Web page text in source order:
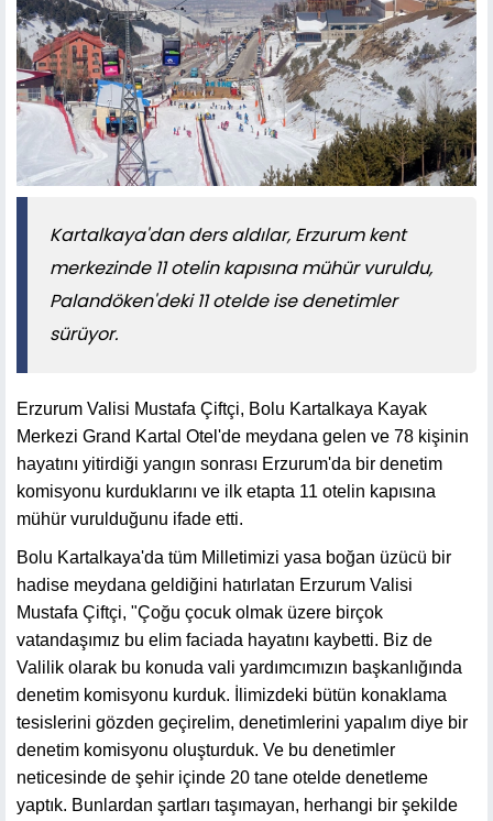
​​​​​​​Kartalkaya'dan ders aldılar, Erzurum kent
merkezinde 11 otelin kapısına mühür vuruldu,
Palandöken'deki 11 otelde ise denetimler
sürüyor.
Erzurum Valisi Mustafa Çiftçi, Bolu Kartalkaya Kayak
Merkezi Grand Kartal Otel'de meydana gelen ve 78 kişinin
hayatını yitirdiği yangın sonrası Erzurum'da bir denetim
komisyonu kurduklarını ve ilk etapta 11 otelin kapısına
mühür vurulduğunu ifade etti.
Bolu Kartalkaya'da tüm Milletimizi yasa boğan üzücü bir
hadise meydana geldiğini hatırlatan Erzurum Valisi
Mustafa Çiftçi, "Çoğu çocuk olmak üzere birçok
vatandaşımız bu elim faciada hayatını kaybetti. Biz de
Valilik olarak bu konuda vali yardımcımızın başkanlığında
denetim komisyonu kurduk. İlimizdeki bütün konaklama
tesislerini gözden geçirelim, denetimlerini yapalım diye bir
denetim komisyonu oluşturduk. Ve bu denetimler
neticesinde de şehir içinde 20 tane otelde denetleme
yaptık. Bunlardan şartları taşımayan, herhangi bir şekilde